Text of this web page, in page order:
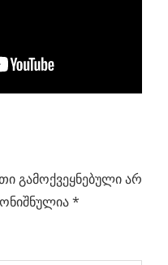
გამოქვეყნებული არ
*